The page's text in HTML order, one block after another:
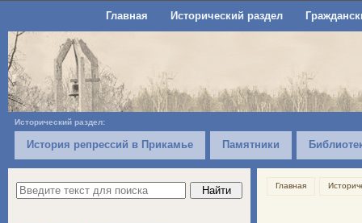
Главная Исторический раздел
Исторический раздел:
История репрессий в Прикамье Памятники
Главная